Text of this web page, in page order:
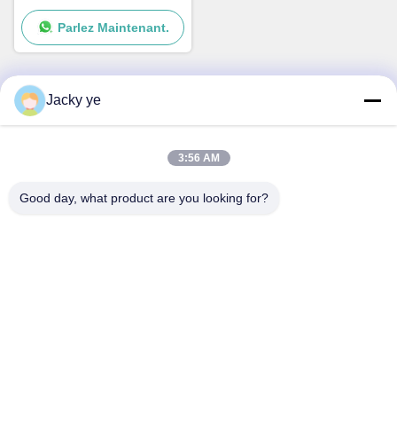
Équipement de moulage
rotatif Production rapide
Parlez Maintenant.
Contactez rapidement
No.30 Chuangye West Road, ville de Chunjiang, district de
Jacky ye
3:56 AM
Good day, what product are you looking for?